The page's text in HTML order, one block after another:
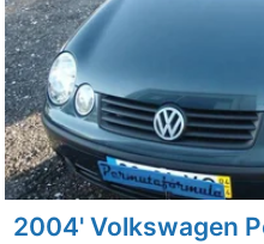
2004' Volkswagen